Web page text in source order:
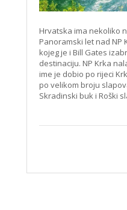
Hrvatska ima nekoliko
Panoramski let nad NP
kojeg je i Bill Gates
destinaciju. NP Krka
ime je dobio po rijeci
po velikom broju
Skradinski buk i Roški